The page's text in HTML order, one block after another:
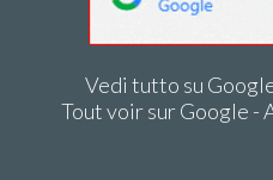
Vedi tutto su
Tout voir sur Google -